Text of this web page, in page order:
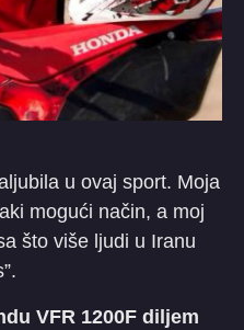
u ovaj sport. Moja
mogući način, a moj
što više ljudi u Iranu
VFR 1200F diljem